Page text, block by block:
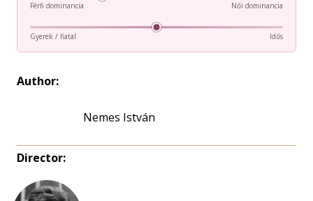
Férfi dominancia Női dominancia
Gyerek / fiatal Idős
Author:
Nemes István
Director: